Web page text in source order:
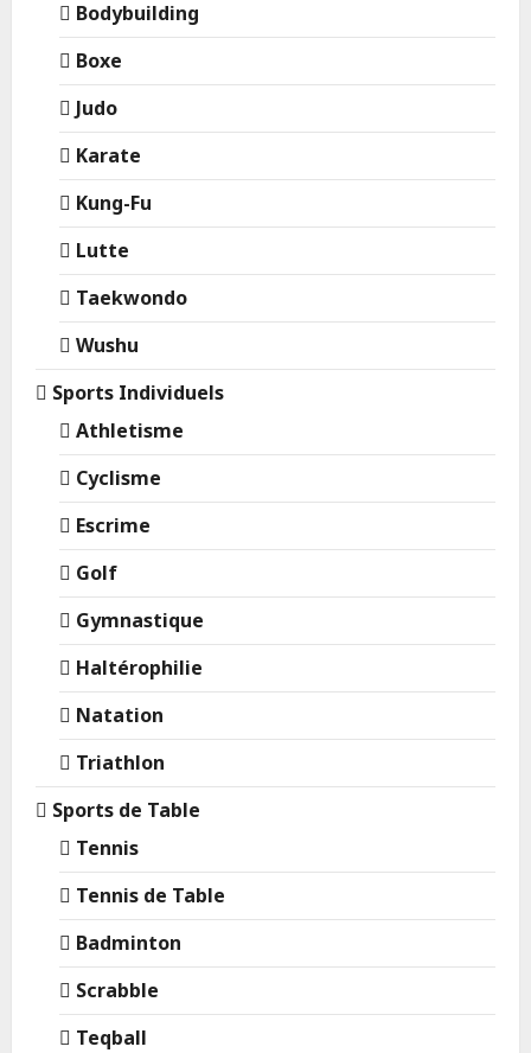
Bodybuilding
Boxe
Judo
Karate
Kung-Fu
Lutte
Taekwondo
Wushu
Sports Individuels
Athletisme
Cyclisme
Escrime
Golf
Gymnastique
Haltérophilie
Natation
Triathlon
Sports de Table
Tennis
Tennis de Table
Badminton
Scrabble
Teqball